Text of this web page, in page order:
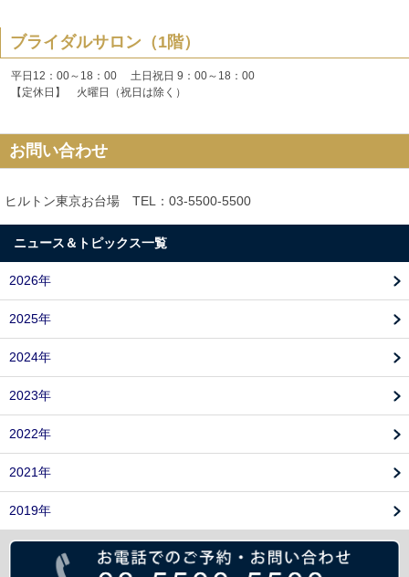
ブライダルサロン（1階）
平日12：00～18：00 土日祝日 9：00～18：00
【定休日】 火曜日（祝日は除く）
お問い合わせ
ヒルトン東京お台場 TEL：03-5500-5500
ニュース＆トピックス一覧
2026年
2025年
2024年
2023年
2022年
2021年
2019年